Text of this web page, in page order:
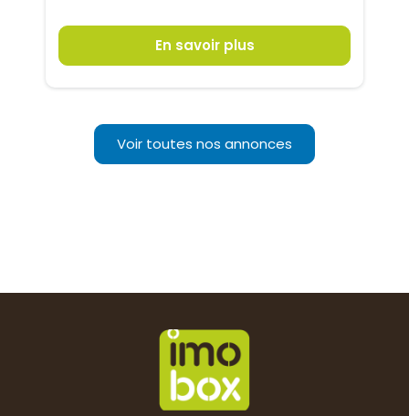
En savoir plus
Voir toutes nos annonces